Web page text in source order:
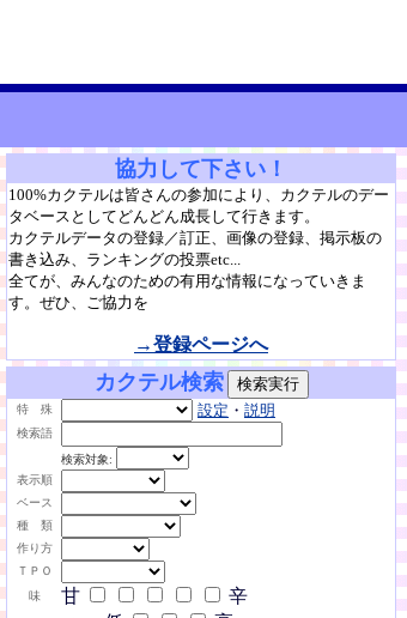
協力して下さい！
100%カクテルは皆さんの参加により、カクテルのデー
タベースとしてどんどん成長して行きます。
カクテルデータの登録／訂正、画像の登録、掲示板の
書き込み、ランキングの投票etc...
全てが、みんなのための有用な情報になっていきま
す。ぜひ、ご協力を
→登録ページへ
カクテル検索
特 殊 設定 ・ 説明
検索語
検索対象:
表示順
ベース
種 類
作り方
ＴＰＯ
味
甘 辛